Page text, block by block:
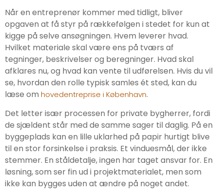
Når en entreprenør kommer med tidligt, bliver
opgaven at få styr på rækkefølgen i stedet for kun at
kigge på selve ansøgningen. Hvem leverer hvad.
Hvilket materiale skal være ens på tværs af
tegninger, beskrivelser og beregninger. Hvad skal
afklares nu, og hvad kan vente til udførelsen. Hvis du vil
se, hvordan den rolle typisk samles ét sted, kan du
læse om hovedentreprise i København.
Det letter især processen for private bygherrer, fordi
de sjældent står med de samme sager til daglig. På en
byggeplads kan en lille uklarhed på papir hurtigt blive
til en stor forsinkelse i praksis. Et vinduesmål, der ikke
stemmer. En ståldetalje, ingen har taget ansvar for. En
løsning, som ser fin ud i projektmaterialet, men som
ikke kan bygges uden at ændre på noget andet.